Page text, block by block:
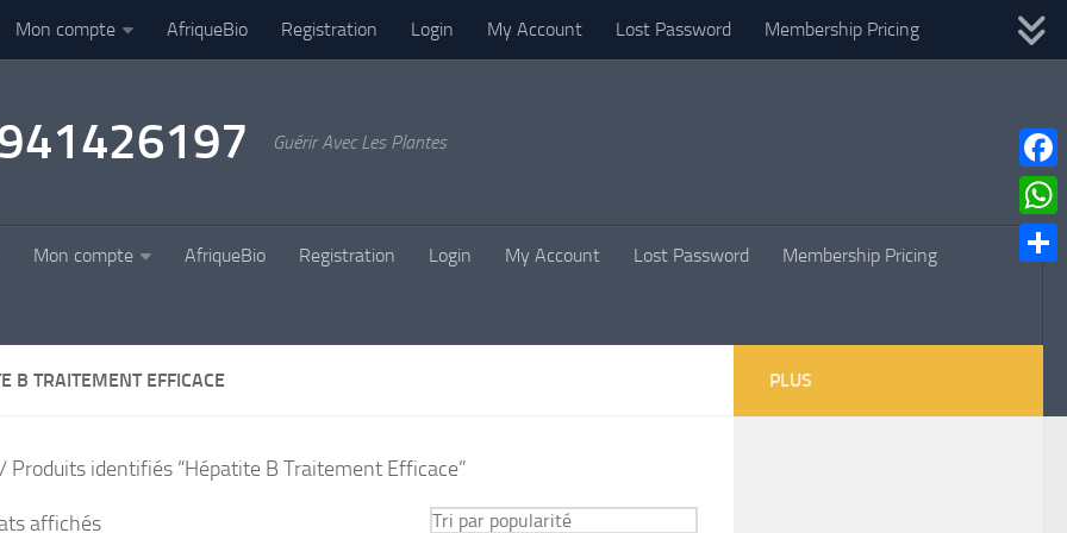
Mon compte AfriqueBio Registration Login My Account Lost Password Membership Pricing
Guérir Avec Les Plantes
Mon compte AfriqueBio Registration Login My Account Lost Password Membership Pricing
B TRAITEMENT EFFICACE
/ Produits identifiés “Hépatite B Traitement Efficace”
affichésTrié
PLUS